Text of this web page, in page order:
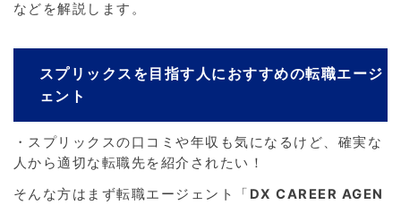
などを解説します。
スプリックスを目指す人におすすめの転職エージ
ェント
・スプリックスの口コミや年収も気になるけど、確実な
人から適切な転職先を紹介されたい！
そんな方はまず転職エージェント「 DX CAREER AGEN